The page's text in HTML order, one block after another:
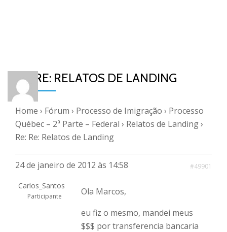
RE: RE: RELATOS DE LANDING
Home › Fórum › Processo de Imigração › Processo
Québec – 2ª Parte – Federal › Relatos de Landing›
Re: Re: Relatos de Landing
24 de janeiro de 2012 às 14:58 #49901
Carlos_Santos
Participante
Ola Marcos,
eu fiz o mesmo, mandei meus
$$$ por transferencia bancaria